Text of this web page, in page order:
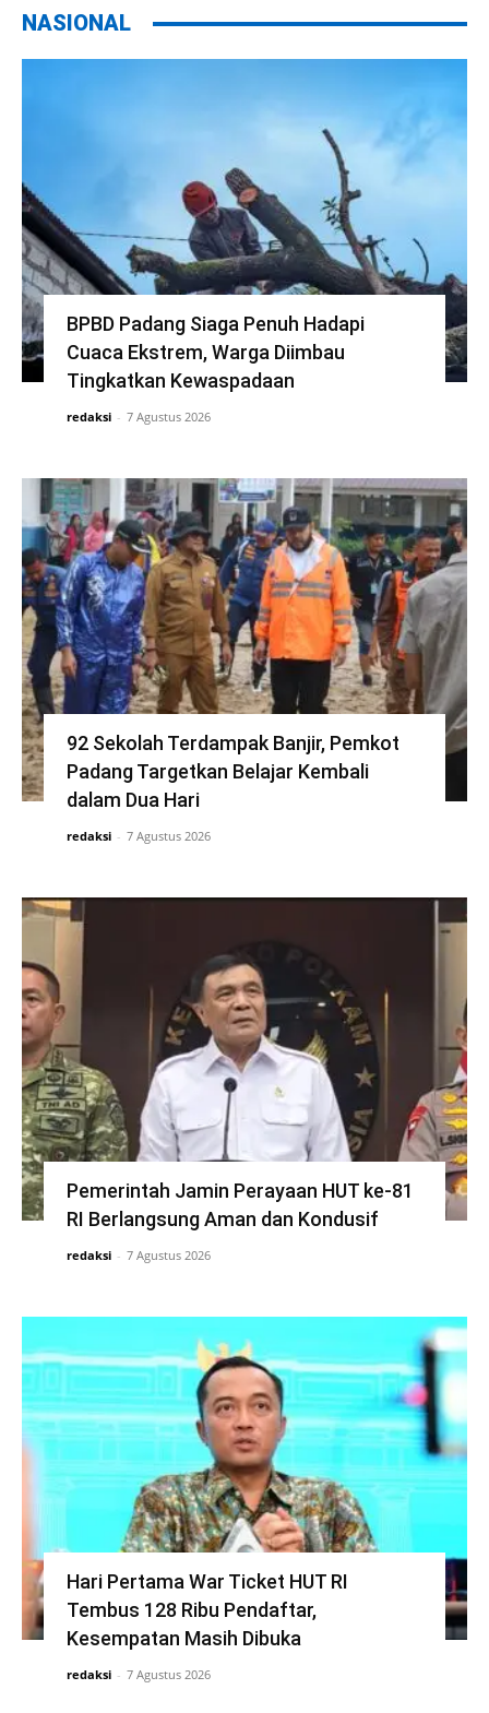
NASIONAL
BPBD Padang Siaga Penuh Hadapi
Cuaca Ekstrem, Warga Diimbau
Tingkatkan Kewaspadaan
redaksi - 7 Agustus 2026
92 Sekolah Terdampak Banjir, Pemkot
Padang Targetkan Belajar Kembali
dalam Dua Hari
redaksi - 7 Agustus 2026
Pemerintah Jamin Perayaan HUT ke-81
RI Berlangsung Aman dan Kondusif
redaksi - 7 Agustus 2026
Hari Pertama War Ticket HUT RI
Tembus 128 Ribu Pendaftar,
Kesempatan Masih Dibuka
redaksi - 7 Agustus 2026